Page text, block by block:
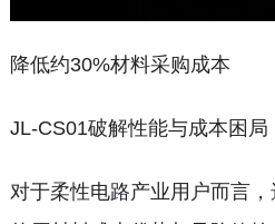
降低约30%材料采购成本
JL-CS01破解性能与成本困局
对于柔性电路产业用户而言